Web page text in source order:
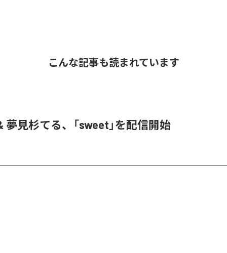
こんな記事も読まれています
夢見杉てる、「sweet」を配信開始